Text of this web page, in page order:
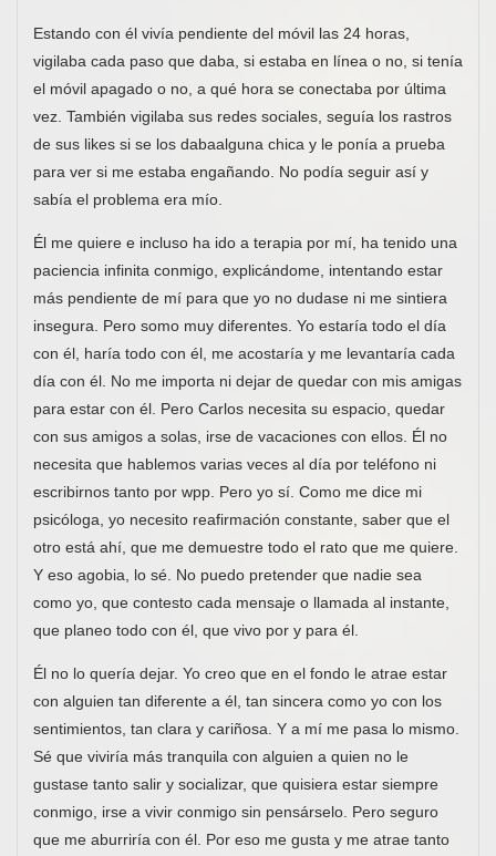
Estando con él vivía pendiente del móvil las 24 horas,
vigilaba cada paso que daba, si estaba en línea o no, si tenía
el móvil apagado o no, a qué hora se conectaba por última
vez. También vigilaba sus redes sociales, seguía los rastros
de sus likes si se los dabaalguna chica y le ponía a prueba
para ver si me estaba engañando. No podía seguir así y
sabía el problema era mío.
Él me quiere e incluso ha ido a terapia por mí, ha tenido una
paciencia infinita conmigo, explicándome, intentando estar
más pendiente de mí para que yo no dudase ni me sintiera
insegura. Pero somo muy diferentes. Yo estaría todo el día
con él, haría todo con él, me acostaría y me levantaría cada
día con él. No me importa ni dejar de quedar con mis amigas
para estar con él. Pero Carlos necesita su espacio, quedar
con sus amigos a solas, irse de vacaciones con ellos. Él no
necesita que hablemos varias veces al día por teléfono ni
escribirnos tanto por wpp. Pero yo sí. Como me dice mi
psicóloga, yo necesito reafirmación constante, saber que el
otro está ahí, que me demuestre todo el rato que me quiere.
Y eso agobia, lo sé. No puedo pretender que nadie sea
como yo, que contesto cada mensaje o llamada al instante,
que planeo todo con él, que vivo por y para él.
Él no lo quería dejar. Yo creo que en el fondo le atrae estar
con alguien tan diferente a él, tan sincera como yo con los
sentimientos, tan clara y cariñosa. Y a mí me pasa lo mismo.
Sé que viviría más tranquila con alguien a quien no le
gustase tanto salir y socializar, que quisiera estar siempre
conmigo, irse a vivir conmigo sin pensárselo. Pero seguro
que me aburriría con él. Por eso me gusta y me atrae tanto